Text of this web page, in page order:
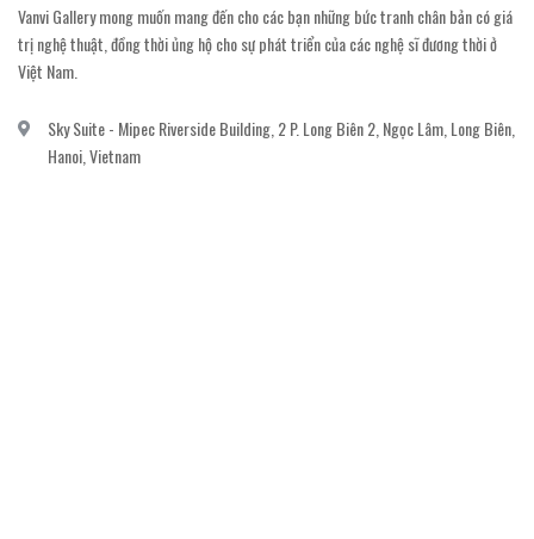
Vanvi Gallery mong muốn mang đến cho các bạn những bức tranh chân bản có giá
trị nghệ thuật, đồng thời ủng hộ cho sự phát triển của các nghệ sĩ đương thời ở
Việt Nam.
Sky Suite - Mipec Riverside Building, 2 P. Long Biên 2, Ngọc Lâm, Long Biên,
Hanoi, Vietnam